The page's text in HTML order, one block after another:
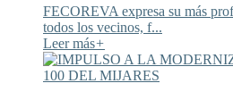
FECOREVA expresa su más
todos los vecinos, f...
Leer más+